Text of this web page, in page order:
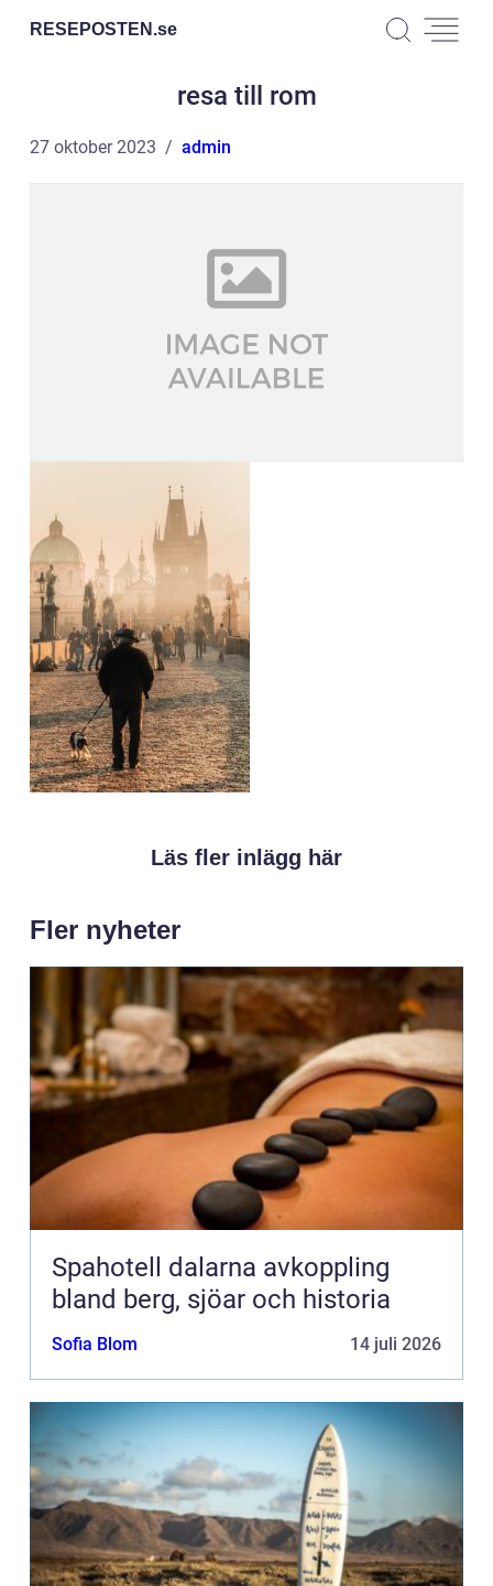
RESEPOSTEN.se
resa till rom
27 oktober 2023 admin
Läs fler inlägg här
Fler nyheter
Spahotell dalarna avkoppling
bland berg, sjöar och historia
Sofia Blom 14 juli 2026